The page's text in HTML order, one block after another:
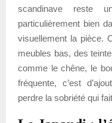
scandinave reste
particulièrement bien
visuellement la pièce.
meubles bas, des
comme le chêne, le
fréquente, c’est
perdre la sobriété qui